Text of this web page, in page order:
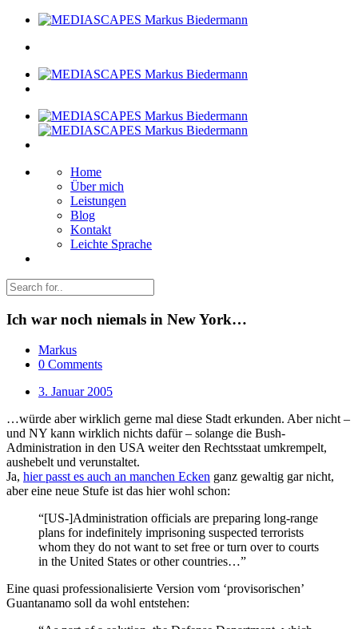
Home
Über mich
Leistungen
Blog
Kontakt
Leichte Sprache
Ich war noch niemals in New York…
Markus
0 Comments
3. Januar 2005
…würde aber wirklich gerne mal diese Stadt erkunden. Aber nicht –
und NY kann wirklich nichts dafür – solange die Bush-
Administration in den USA weiter den Rechtsstaat umkrempelt,
aushebelt und verunstaltet.
Ja, hier passt es auch an manchen Ecken ganz gewaltig gar nicht,
aber eine neue Stufe ist das hier wohl schon:
“[US-]Administration officials are preparing long-range
plans for indefinitely imprisoning suspected terrorists
whom they do not want to set free or turn over to courts
in the United States or other countries…”
Eine quasi professionalisierte Version vom ‘provisorischen’
Guantanamo soll da wohl entstehen: